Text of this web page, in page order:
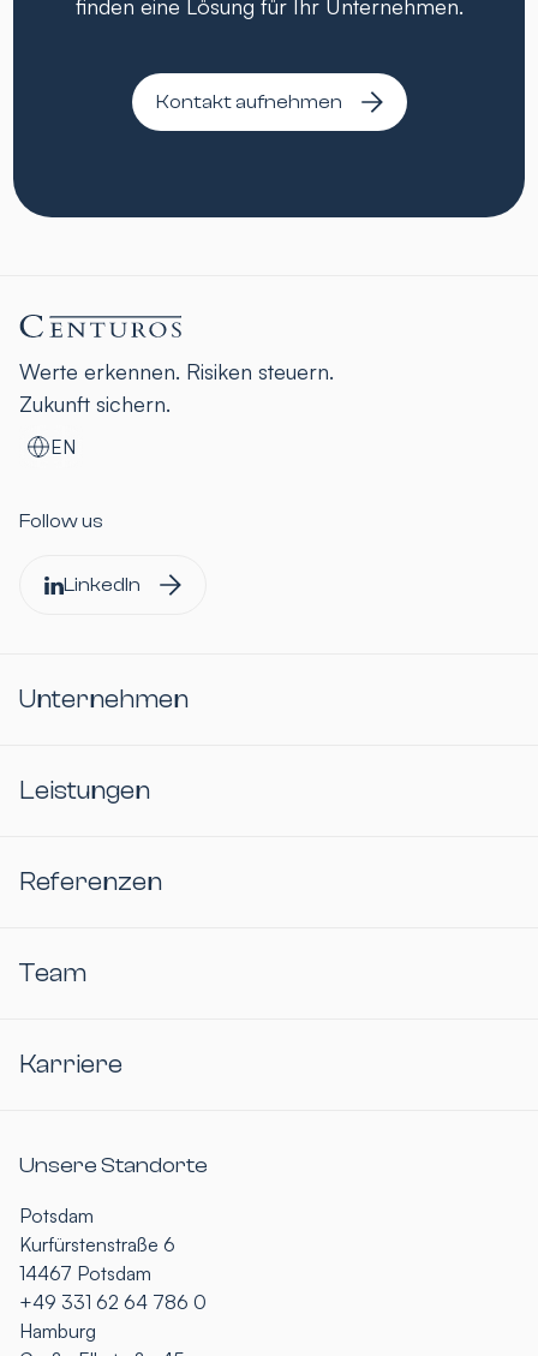
finden eine Lösung für Ihr Unternehmen.
Kontakt aufnehmen
Werte erkennen. Risiken steuern.
Zukunft sichern.
EN
Follow us
LinkedIn
Unternehmen
Leistungen
Referenzen
Team
Karriere
Unsere Standorte
Potsdam
Kurfürstenstraße 6
14467 Potsdam
+49 331 62 64 786 0
Hamburg